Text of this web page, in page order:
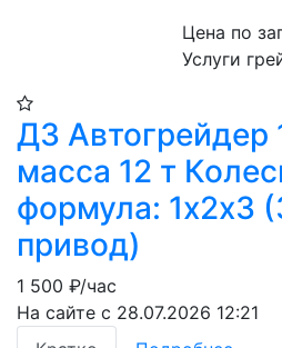
Цена по
Услуги
ДЗ Автогрейдер
масса 12 т
формула: 1х2х3
привод)
1 500 ₽/час
На сайте с 28.07.2026 12:21